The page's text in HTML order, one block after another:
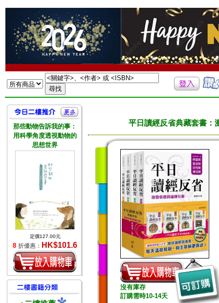
那些動物告訴我的事：
用科學角度透視動物的
思想世界
定價127.00元
8 折優惠： HK$101.6
平日讀經反省典藏套書：
沒有庫存
訂購需時10-14天